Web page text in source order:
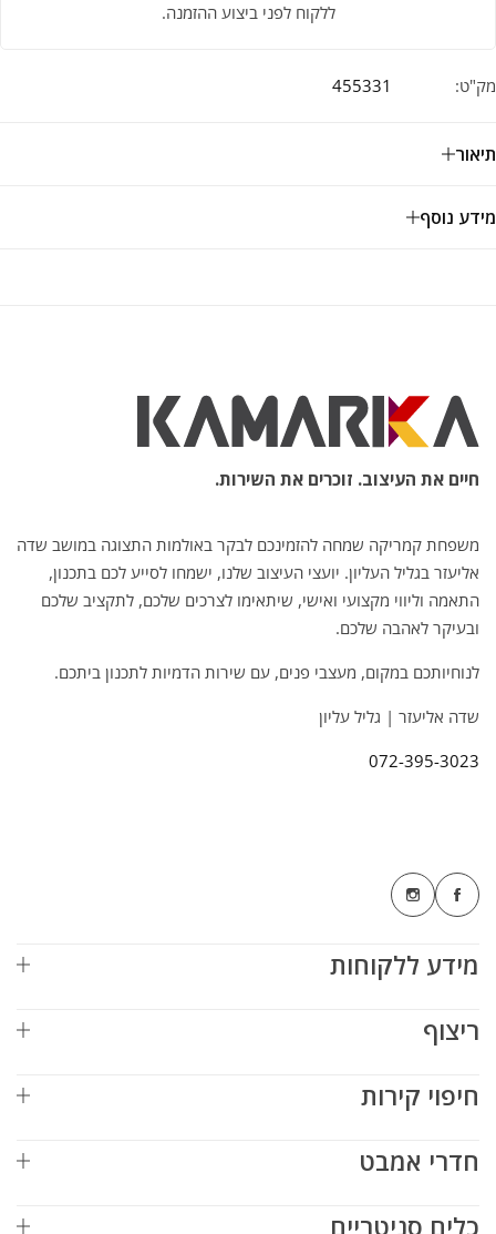
ללקוח לפני ביצוע ההזמנה.
מק"ט: 455331
תיאור
מידע נוסף
חיים את העיצוב. זוכרים את השירות.
משפחת קמריקה שמחה להזמינכם לבקר באולמות התצוגה במושב שדה
אליעזר בגליל העליון. יועצי העיצוב שלנו, ישמחו לסייע לכם בתכנון,
התאמה וליווי מקצועי ואישי, שיתאימו לצרכים שלכם, לתקציב שלכם
ובעיקר לאהבה שלכם.
לנוחיותכם במקום, מעצבי פנים, עם שירות הדמיות לתכנון ביתכם.
שדה אליעזר | גליל עליון
072-395-3023
מידע ללקוחות
ריצוף
חיפוי קירות
חדרי אמבט